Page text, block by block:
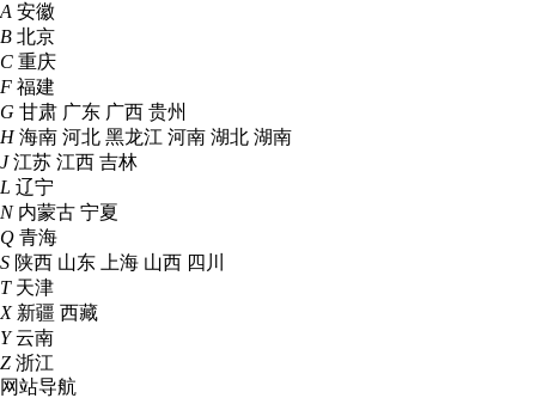
A 安徽
B 北京
C 重庆
F 福建
G 甘肃 广东 广西 贵州
H 海南 河北 黑龙江 河南 湖北 湖南
J 江苏 江西 吉林
L 辽宁
N 内蒙古 宁夏
Q 青海
S 陕西 山东 上海 山西 四川
T 天津
X 新疆 西藏
Y 云南
Z 浙江
网站导航